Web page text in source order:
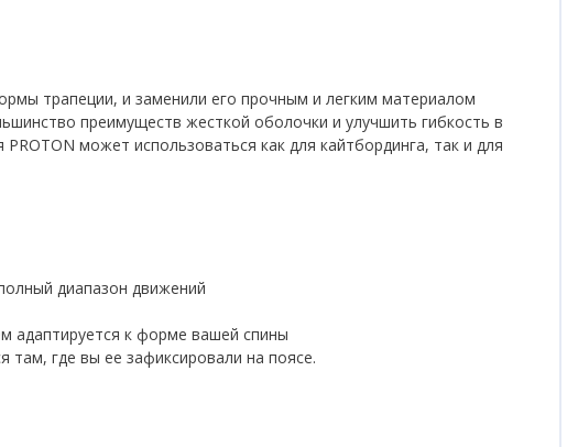
трапеции, и заменили его прочным и легким материалом
преимуществ жесткой оболочки и улучшить гибкость в
может использоваться как для кайтбординга, так и для
диапазон движений
адаптируется к форме вашей спины
там, где вы ее зафиксировали на поясе.